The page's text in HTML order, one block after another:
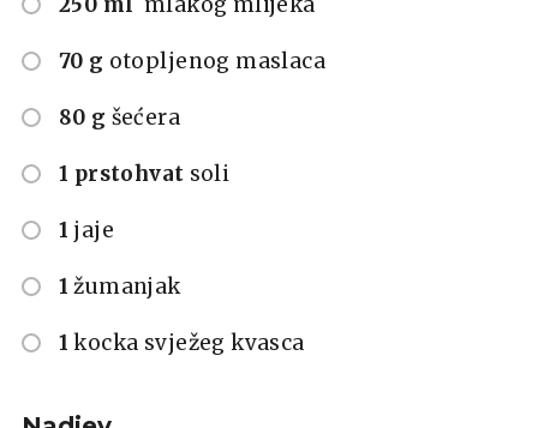
70 g otopljenog maslaca
80 g šećera
1 prstohvat soli
1 jaje
1 žumanjak
1 kocka svježeg kvasca